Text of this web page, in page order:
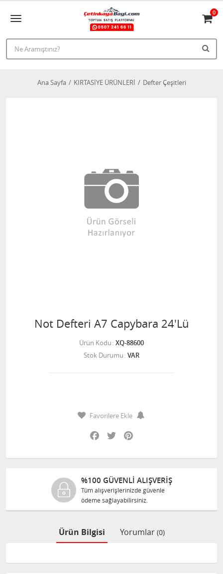
0
Ana Sayfa KIRTASİYE ÜRÜNLERİ Defter Çeşitleri
Not Defteri A7 Capybara 24'Lü
Ürün Kodu XQ-88600
Stok Durumu VAR
Favorilere Ekle
Facebook
Twitter
%100 GÜVENLİ ALIŞVERİŞ
Tüm alışverişlerinizde güvenle
ödeme sağlayabilirsiniz.
Ürün Bilgisi Yorumlar (0)